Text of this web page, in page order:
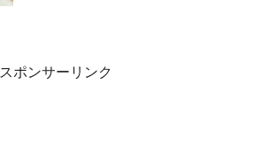
スポンサーリンク